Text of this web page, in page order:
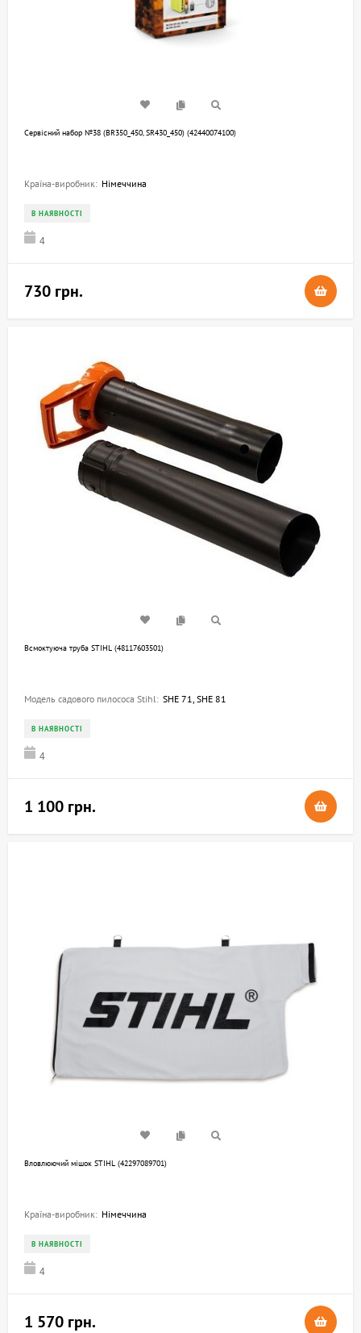
Сервісний набор №38 (BR350_450, SR430_450) (42440074100)
Країна-виробник: Німеччина
В НАЯВНОСТІ
4
730 грн.
Всмоктуюча труба STIHL (48117603501)
Модель садового пилососа Stihl: SHE 71, SHE 81
В НАЯВНОСТІ
4
1 100 грн.
Вловлюючий мішок STIHL (42297089701)
Країна-виробник: Німеччина
В НАЯВНОСТІ
4
1 570 грн.